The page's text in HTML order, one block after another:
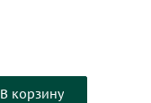
В корзину